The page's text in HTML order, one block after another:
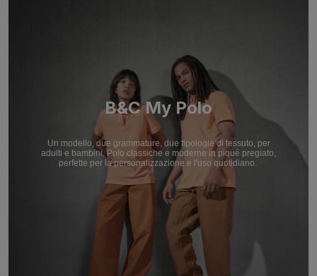
B&C My Polo
Un modello, due grammature, due tipologie di tessuto, per
adulti e bambini. Polo classiche e moderne in piqué pregiato,
perfette per la personalizzazione e l'uso quotidiano.